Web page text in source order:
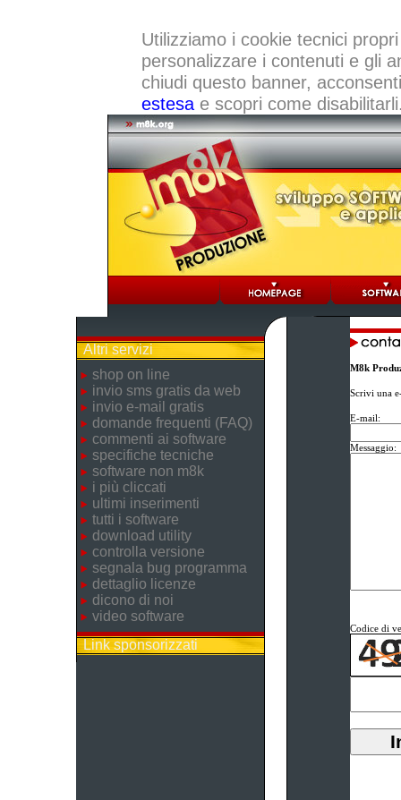
Utilizziamo i cookie tecnici
personalizzare i contenuti e gli
chiudi questo banner,
estesae scopri come
Altri servizi
shop on line
invio sms gratis da web
invio e-mail gratis
domande frequenti (FAQ)
commenti ai software
specifiche tecniche
software non m8k
i più cliccati
ultimi inserimenti
tutti i software
download utility
controlla versione
segnala bug programma
dettaglio licenze
dicono di noi
video software
Link sponsorizzati
M8k
Scrivi una
E-mail:
Messaggio:
Codice di